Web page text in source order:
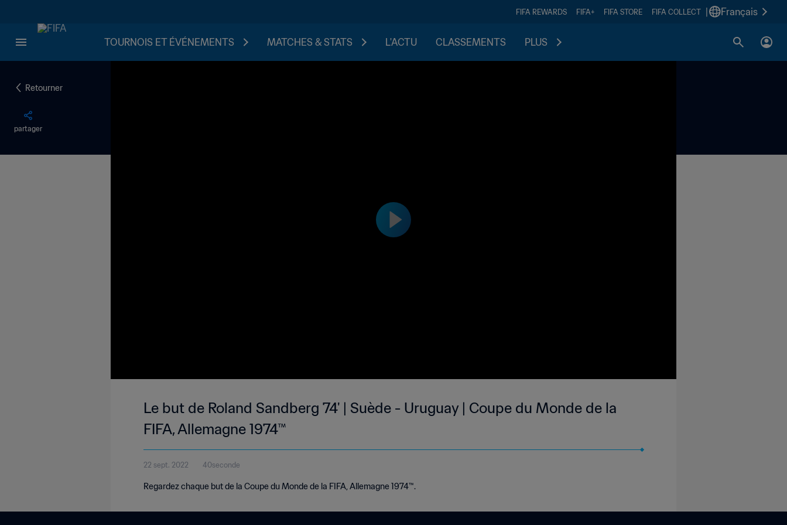
FIFA REWARDS FIFA+ FIFA STORE FIFA COLLECT Français
TOURNOIS ET ÉVÉNEMENTS MATCHES & STATS L'ACTU CLASSEMENTS PLUS
Retourner
partager
Le but de Roland Sandberg 74' | Suède - Uruguay | Coupe du Monde de la
FIFA, Allemagne 1974™
22 sept. 2022 40seconde
Regardez chaque but de la Coupe du Monde de la FIFA, Allemagne 1974™.